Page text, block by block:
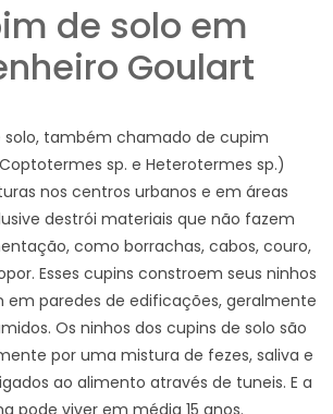
de solo em
Goulart
solo, também chamado de cupim
sp. e Heterotermes sp.)
nos centros urbanos e em áreas
destrói materiais que não fazem
como borrachas, cabos, couro,
Esses cupins constroem seus ninhos
em paredes de edificações, geralmente
Os ninhos dos cupins de solo são
por uma mistura de fezes, saliva e
ao alimento através de tuneis. E a
pode viver em média 15 anos.